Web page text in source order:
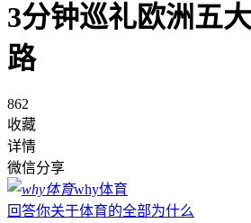
3分钟巡礼欧洲五
路
862
收藏
详情
微信分享
why体育
回答你关于体育的全部为什么